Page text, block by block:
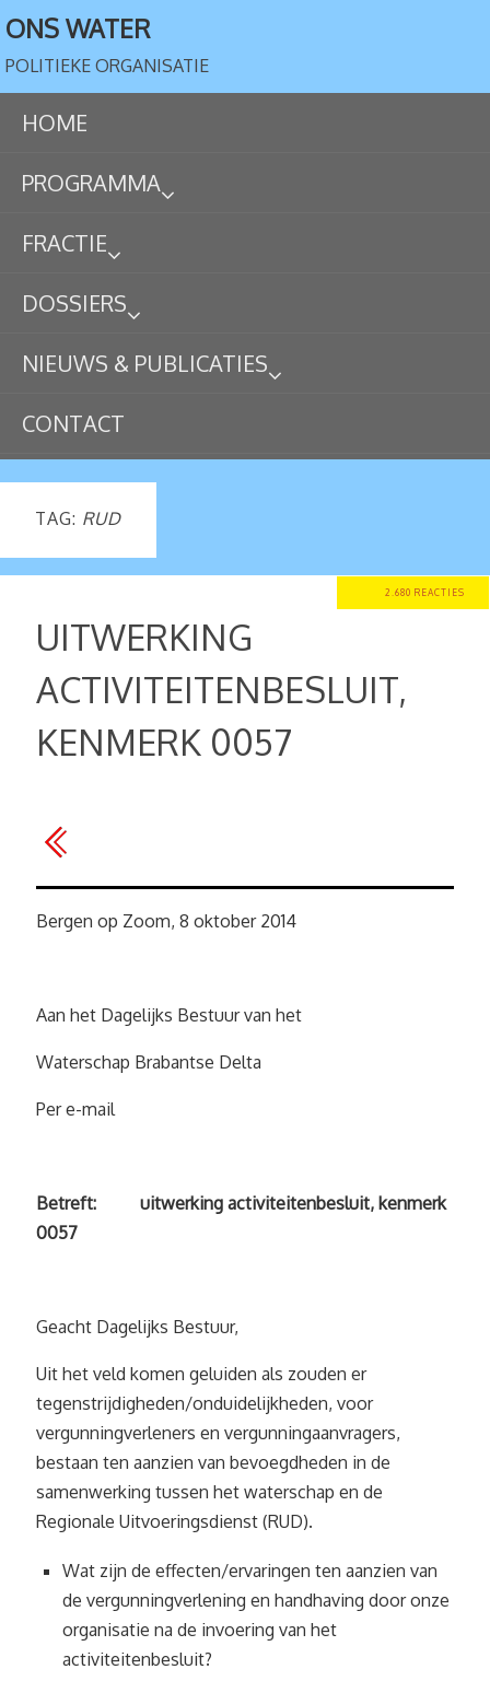
ONS WATER
POLITIEKE ORGANISATIE
HOME
PROGRAMMA
FRACTIE
DOSSIERS
NIEUWS & PUBLICATIES
CONTACT
TAG: RUD
2.680 REACTIES
UITWERKING
ACTIVITEITENBESLUIT,
KENMERK 0057
Bergen op Zoom, 8 oktober 2014
Aan het Dagelijks Bestuur van het
Waterschap Brabantse Delta
Per e-mail
Betreft: uitwerking activiteitenbesluit, kenmerk
0057
Geacht Dagelijks Bestuur,
Uit het veld komen geluiden als zouden er
tegenstrijdigheden/onduidelijkheden, voor
vergunningverleners en vergunningaanvragers,
bestaan ten aanzien van bevoegdheden in de
samenwerking tussen het waterschap en de
Regionale Uitvoeringsdienst (RUD).
Wat zijn de effecten/ervaringen ten aanzien van
de vergunningverlening en handhaving door onze
organisatie na de invoering van het
activiteitenbesluit?